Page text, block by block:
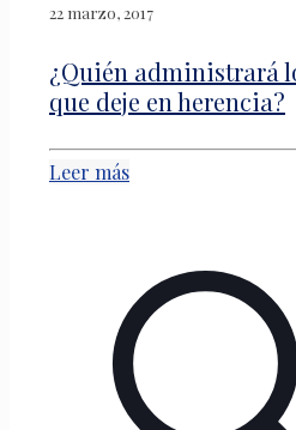
22 marzo, 2017
¿Quién administrará
que deje en herencia?
Leer más